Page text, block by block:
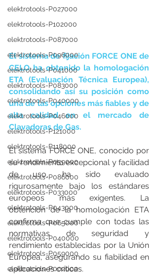
elektrotools-P027000
elektrotools-P102000
elektrotools-P087000
elektrotools-P096000
elektrotools-P041000
elektrotools-P083000
elektrotools-P040000
elektrotools-P046000
elektrotools-P121000
elektrotools-P118000
elektrotools-P059000
elektrotools-P086000
elektrotools-P033000
elektrotools-P043000
elektrotools-P065000
elektrotools-P040000
elektrotools-P059000
elektrotools-P002000
El sistema de fijación FORCE ONE de
CELO ha obtenido la homologación
ETA (Evaluación Técnica Europea),
consolidando así su posición como
una de las opciones más fiables y de
alta calidad en el mercado de
Clavadoras de Gas.
El sistema FORCE ONE, conocido por
su rendimiento excepcional y facilidad
de uso, ha sido evaluado
rigurosamente bajo los estándares
europeos más exigentes. La
obtención de la homologación ETA
confirma que cumple con todas las
normativas de seguridad y
rendimiento establecidas por la Unión
Europea, asegurando su fiabilidad en
aplicaciones críticas.